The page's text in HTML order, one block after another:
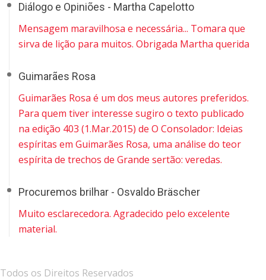
Diálogo e Opiniões - Martha Capelotto
Mensagem maravilhosa e necessária... Tomara que
sirva de lição para muitos. Obrigada Martha querida
Guimarães Rosa
Guimarães Rosa é um dos meus autores preferidos.
Para quem tiver interesse sugiro o texto publicado
na edição 403 (1.Mar.2015) de O Consolador: Ideias
espíritas em Guimarães Rosa, uma análise do teor
espírita de trechos de Grande sertão: veredas.
Procuremos brilhar - Osvaldo Bräscher
Muito esclarecedora. Agradecido pelo excelente
material.
Todos os Direitos Reservados